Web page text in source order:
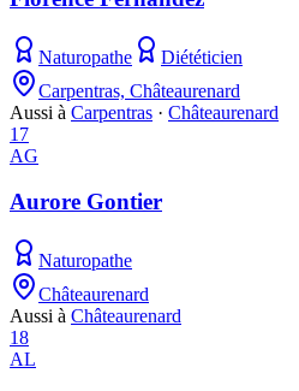
Naturopathe
Diététicien
Carpentras, Châteaurenard
Aussi à Carpentras · Châteaurenard
17
AG
Aurore Gontier
Naturopathe
Châteaurenard
Aussi à Châteaurenard
18
AL